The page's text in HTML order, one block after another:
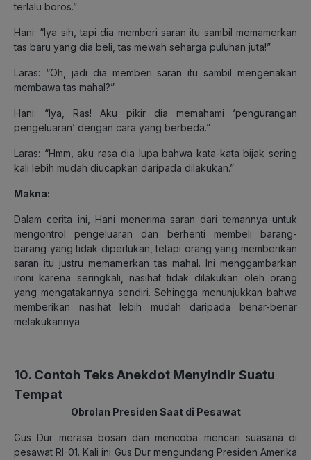
terlalu boros.”
Hani: “Iya sih, tapi dia memberi saran itu sambil memamerkan
tas baru yang dia beli, tas mewah seharga puluhan juta!”
Laras: “Oh, jadi dia memberi saran itu sambil mengenakan
membawa tas mahal?”
Hani: “Iya, Ras! Aku pikir dia memahami ‘pengurangan
pengeluaran’ dengan cara yang berbeda.”
Laras: “Hmm, aku rasa dia lupa bahwa kata-kata bijak sering
kali lebih mudah diucapkan daripada dilakukan.”
Makna:
Dalam cerita ini, Hani menerima saran dari temannya untuk
mengontrol pengeluaran dan berhenti membeli barang-
barang yang tidak diperlukan, tetapi orang yang memberikan
saran itu justru memamerkan tas mahal. Ini menggambarkan
ironi karena seringkali, nasihat tidak dilakukan oleh orang
yang mengatakannya sendiri. Sehingga menunjukkan bahwa
memberikan nasihat lebih mudah daripada benar-benar
melakukannya.
10. Contoh Teks Anekdot Menyindir Suatu
Tempat
Obrolan Presiden Saat di Pesawat
Gus Dur merasa bosan dan mencoba mencari suasana di
pesawat RI-01. Kali ini Gus Dur mengundang Presiden Amerika